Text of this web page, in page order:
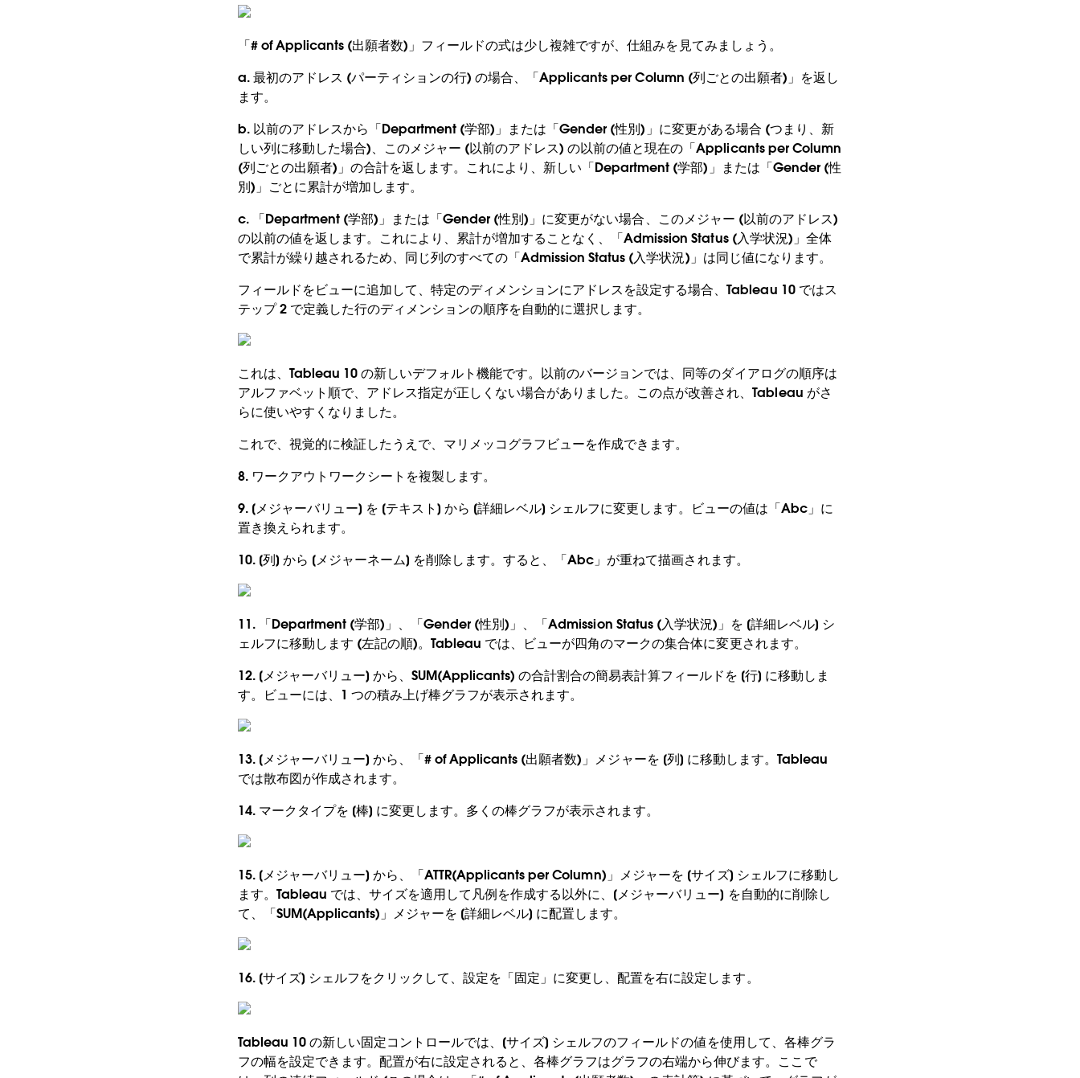
「# of Applicants (出願者数)」フィールドの式は少し複雑ですが、仕組みを見てみましょう。
a. 最初のアドレス (パーティションの行) の場合、「Applicants per Column (列ごとの出願者)」を返し
ます。
b. 以前のアドレスから「Department (学部)」または「Gender (性別)」に変更がある場合 (つまり、新
しい列に移動した場合)、このメジャー (以前のアドレス) の以前の値と現在の「Applicants per Column
(列ごとの出願者)」の合計を返します。これにより、新しい「Department (学部)」または「Gender (性
別)」ごとに累計が増加します。
c. 「Department (学部)」または「Gender (性別)」に変更がない場合、このメジャー (以前のアドレス)
の以前の値を返します。これにより、累計が増加することなく、「Admission Status (入学状況)」全体
で累計が繰り越されるため、同じ列のすべての「Admission Status (入学状況)」は同じ値になります。
フィールドをビューに追加して、特定のディメンションにアドレスを設定する場合、Tableau 10 ではス
テップ 2 で定義した行のディメンションの順序を自動的に選択します。
これは、Tableau 10 の新しいデフォルト機能です。以前のバージョンでは、同等のダイアログの順序は
アルファベット順で、アドレス指定が正しくない場合がありました。この点が改善され、Tableau がさ
らに使いやすくなりました。
これで、視覚的に検証したうえで、マリメッコグラフビューを作成できます。
8. ワークアウトワークシートを複製します。
9. [メジャーバリュー] を [テキスト] から [詳細レベル] シェルフに変更します。ビューの値は「Abc」に
置き換えられます。
10. [列] から [メジャーネーム] を削除します。すると、「Abc」が重ねて描画されます。
11. 「Department (学部)」、「Gender (性別)」、「Admission Status (入学状況)」を [詳細レベル] シ
ェルフに移動します (左記の順)。Tableau では、ビューが四角のマークの集合体に変更されます。
12. [メジャーバリュー] から、SUM(Applicants) の合計割合の簡易表計算フィールドを [行] に移動しま
す。ビューには、1 つの積み上げ棒グラフが表示されます。
13. [メジャーバリュー] から、「# of Applicants (出願者数)」メジャーを [列] に移動します。Tableau
では散布図が作成されます。
14. マークタイプを [棒] に変更します。多くの棒グラフが表示されます。
15. [メジャーバリュー] から、「ATTR(Applicants per Column)」メジャーを [サイズ] シェルフに移動し
ます。Tableau では、サイズを適用して凡例を作成する以外に、[メジャーバリュー] を自動的に削除し
て、「SUM(Applicants)」メジャーを [詳細レベル] に配置します。
16. [サイズ] シェルフをクリックして、設定を「固定」に変更し、配置を右に設定します。
Tableau 10 の新しい固定コントロールでは、[サイズ] シェルフのフィールドの値を使用して、各棒グラ
フの幅を設定できます。配置が右に設定されると、各棒グラフはグラフの右端から伸びます。ここで